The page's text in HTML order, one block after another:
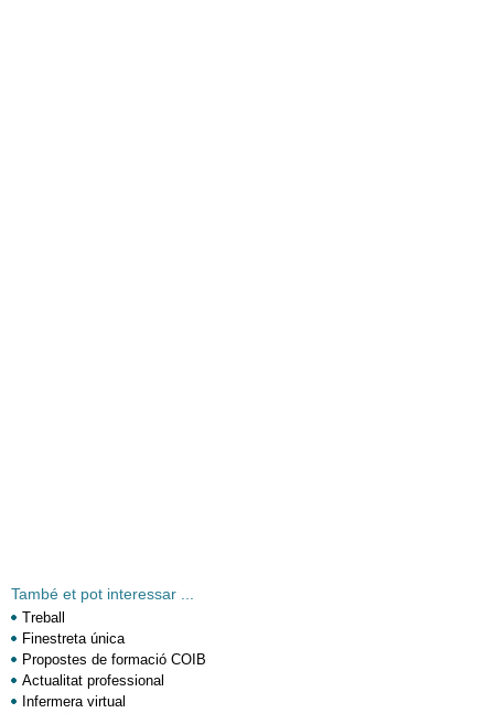
També et pot interessar ...
Treball
Finestreta única
Propostes de formació COIB
Actualitat professional
Infermera virtual